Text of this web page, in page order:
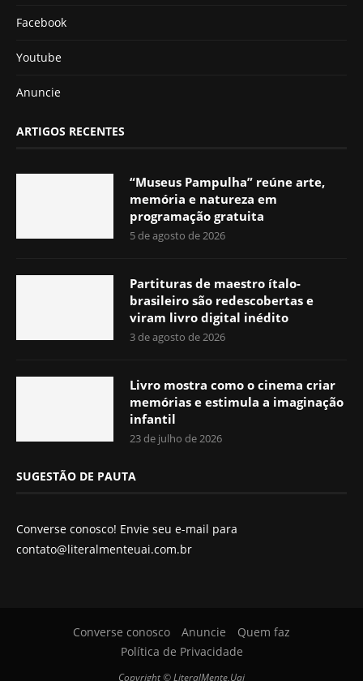
Facebook
Youtube
Anuncie
ARTIGOS RECENTES
“Museus Pampulha” reúne arte,
memória e natureza em
programação gratuita
5 de agosto de 2026
Partituras de maestro ítalo-
brasileiro são redescobertas e
viram livro digital inédito
3 de agosto de 2026
Livro mostra como o cinema criar
memórias e estimula a imaginação
infantil
23 de julho de 2026
SUGESTÃO DE PAUTA
Converse conosco! Envie seu e-mail para
contato@literalmenteuai.com.br
Converse conosco Anuncie
Quem faz
Política de Privacidade
Copyright © LiteralMente,Uai